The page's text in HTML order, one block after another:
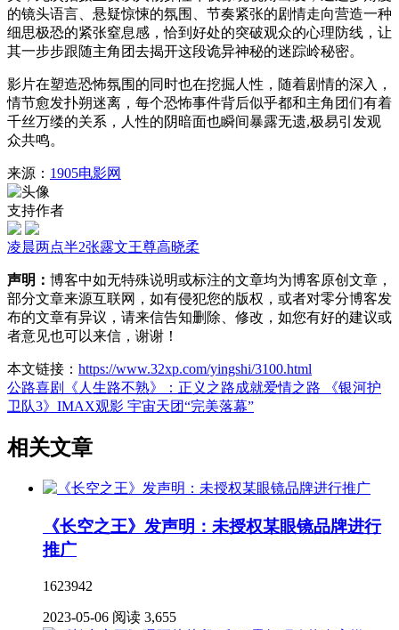
的镜头语言、悬疑惊悚的氛围、节奏紧张的剧情走向营造一种
细思极恐的紧张窒息感，恰到好处的突破观众的心理防线，让
其一步步跟随主角团去揭开这段诡异神秘的迷踪岭秘密。
影片在塑造恐怖氛围的同时也在挖掘人性，随着剧情的深入，
情节愈发扑朔迷离，每个恐怖事件背后似乎都和主角团们有着
千丝万缕的关系，人性的阴暗面也瞬间暴露无遗,极易引发观
众共鸣。
来源： 1905电影网
支持作者
凌晨两点半2张露文王尊高晓柔
声明： 博客中如无特殊说明或标注的文章均为博客原创文章，
部分文章来源互联网，如有侵犯您的版权，或者对零分博客发
布的文章有异议，请来信告知删除、修改，如您有好的建议或
者意见也可以来信，谢谢！
本文链接： https://www.32xp.com/yingshi/3100.html
公路喜剧《人生路不熟》：正义之路成就爱情之路
《银河护
卫队3》IMAX观影 宇宙天团“完美落幕”
相关文章
《长空之王》发声明：未授权某眼镜品牌进行
推广
1623942
2023-05-06 阅读 3,655